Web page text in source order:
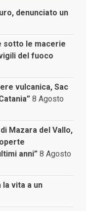
denunciato un
sotto le macerie
del fuoco
vulcanica, Sac
8 Agosto
Mazara del Vallo,
anni” 8 Agosto
vita a un